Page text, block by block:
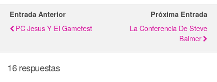
Entrada Anterior
PC Jesus Y El Gamefest
Próxima Entrada
La Conferencia De Steve
Balmer
16 respuestas